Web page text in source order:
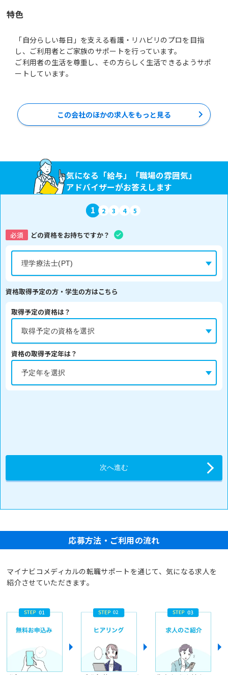
特色
「自分らしい毎日」を支える看護・リハビリのプロを目指
し、ご利用者とご家族のサポートを行っています。
ご利用者の生活を尊重し、その方らしく生活できるようサポ
ートしています。
この会社のほかの求人をもっと見る
気になる「給与」「職場の雰囲気」
アドバイザーがお答えします
1 2 3 4 5
必須 どの資格をお持ちですか？
資格取得予定の方・学生の方はこちら
取得予定の資格は？
資格の取得予定年は？
応募方法・ご利用の流れ
マイナビコメディカルの転職サポートを通じて、気になる求人を
紹介させていただきます。